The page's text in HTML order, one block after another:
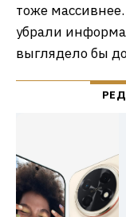
тоже
убрали
выглядело бы